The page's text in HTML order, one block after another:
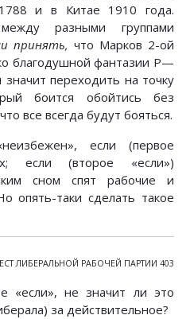
и в Китае 1910 года.
разными группами
принять, что Марков 2-ой
благодушной фантазии Ρ—
переходить на точку
боится обойтись без
все всегда будут бояться.
если (первое
если (второе «если»)
сном спят рабочие и
опять-таки сделать такое
ЛИБЕРАЛЬНОЙ РАБОЧЕЙ ПАРТИИ 403
«если», не значит ли это
за действительное?